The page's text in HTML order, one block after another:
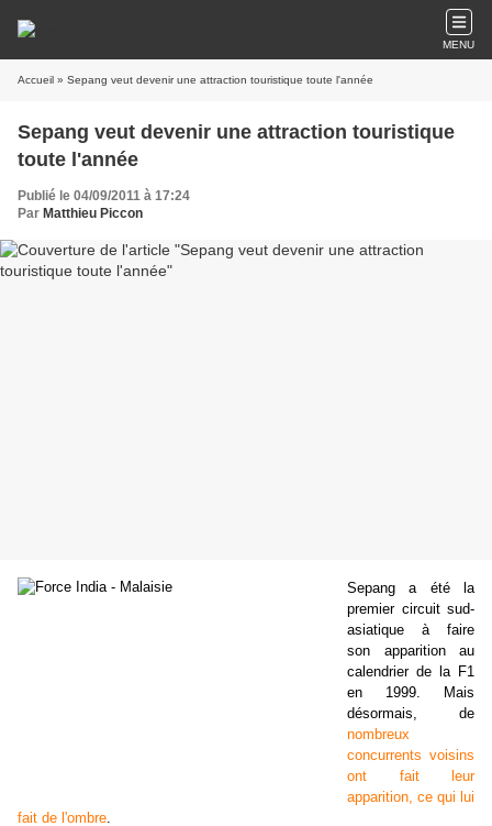
MENU
Accueil » Sepang veut devenir une attraction touristique toute l'année
Sepang veut devenir une attraction touristique
toute l'année
Publié le 04/09/2011 à 17:24
Par Matthieu Piccon
Sepang a été la
premier circuit sud-
asiatique à faire
son apparition au
calendrier de la F1
en 1999. Mais
désormais, de
nombreux
concurrents voisins
ont fait leur
apparition, ce qui lui
fait de l'ombre.